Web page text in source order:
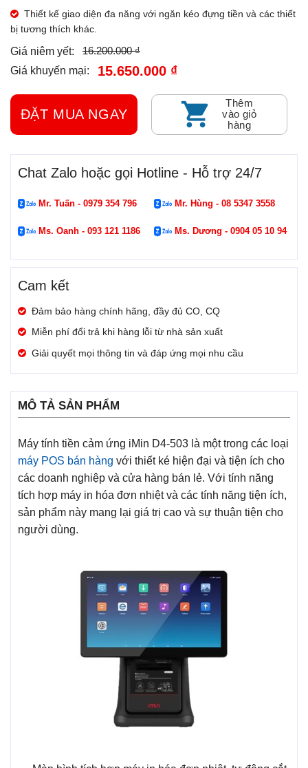
Thiết kế giao diện đa năng với ngăn kéo đựng tiền và các thiết
bị tương thích khác.
Giá niêm yết:
16.200.000 ₫
Giá khuyến mại:
15.650.000 ₫
ĐẶT MUA NGAY
Thêm
vào giỏ
hàng
Chat Zalo hoặc gọi Hotline - Hỗ trợ 24/7
Mr. Tuấn - 0979 354 796 Mr. Hùng - 08 5347 3558
Ms. Oanh - 093 121 1186 Ms. Dương - 0904 05 10 94
Cam kết
Đảm bảo hàng chính hãng, đầy đủ CO, CQ
Miễn phí đổi trả khi hàng lỗi từ nhà sản xuất
Giải quyết mọi thông tin và đáp ứng mọi nhu cầu
MÔ TẢ SẢN PHẨM
Máy tính tiền cảm ứng iMin D4-503 là một trong các loại
máy POS bán hàng với thiết ké hiện đại và tiện ích cho
các doanh nghiệp và cửa hàng bán lẻ. Với tính năng
tích hợp máy in hóa đơn nhiệt và các tính năng tiện ích,
sản phẩm này mang lại giá trị cao và sự thuận tiện cho
người dùng.